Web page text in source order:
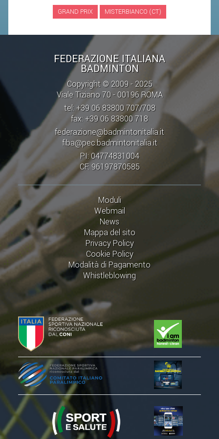
GRAND PRIX MISTERBIANCO (CT)
FEDERAZIONE ITALIANA
BADMINTON
Copyright © 2009 - 2025
Viale Tiziano 70 - 00196 ROMA
tel: +39 06 83800 707/708
fax: +39 06 83800 718
federazione@badmintonitalia.it
fiba@pec.badmintonitalia.it
PI: 04774831004
CF: 96197870585
Moduli
Webmail
News
Mappa del sito
Privacy Policy
Cookie Policy
Modalità di Pagamento
Whistleblowing
CTF – PALABADMINTON
ATLETI D'INTERESSE NAZIONALE
SCHEDE ATLETI
VOLA CON NOI
CENTRI TECNICI TERRITORIALI
COMMISSIONE ATLETI
TESSERAMENTO
AFFILIAZIONE E TESSERAMENTO
QUOTE E TASSE
CONVENZIONI
ACCEDI AL TESSERAMENTO ON
LINE
ASSICURAZIONE
MODULI
GARE ED EVENTI
CALENDARIO
COMUNICATI
ALBO D'ORO CAMPIONATI ITALIANI
CAMPIONATI A SQUADRE
EVENTI INTERNAZIONALI
CLASSIFICHE NAZIONALI